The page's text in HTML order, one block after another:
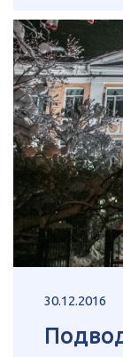
30.12.2016